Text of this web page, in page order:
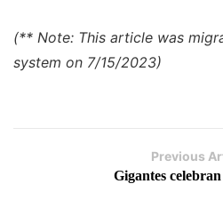
(** Note: This article was
system on 7/15/2023)
Previous
Gigantes